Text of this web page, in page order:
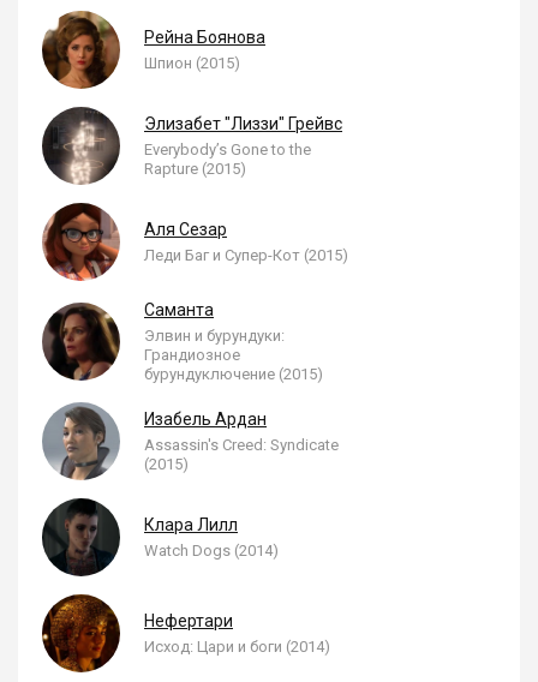
Рейна Боянова
Шпион (2015)
Элизабет "Лиззи" Грейвс
Everybody’s Gone to the
Rapture (2015)
Аля Сезар
Леди Баг и Супер-Кот (2015)
Саманта
Элвин и бурундуки:
Грандиозное
бурундуключение (2015)
Изабель Ардан
Assassin's Creed: Syndicate
(2015)
Клара Лилл
Watch Dogs (2014)
Нефертари
Исход: Цари и боги (2014)